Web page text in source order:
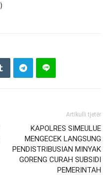
)
Artikulli tjetër
KAPOLRES SIMEULUE
MENGECEK LANGSUNG
PENDISTRIBUSIAN MINYAK
GORENG CURAH SUBSIDI
PEMERINTAH